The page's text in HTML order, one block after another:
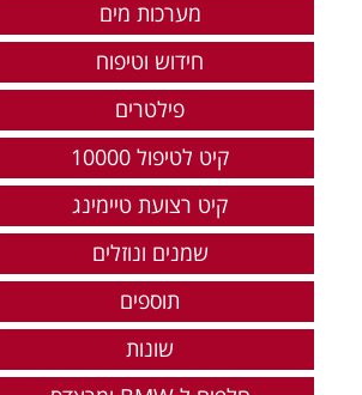
מערכות מים
חידוש וטיפוח
פילטרים
קיט לטיפול 10000
קיט רצועת טיימינג
שמנים ונוזלים
תוספים
שונות